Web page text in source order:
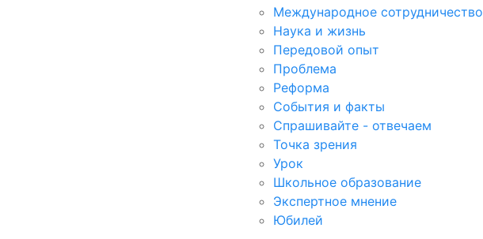
Международное сотрудничество
Наука и жизнь
Передовой опыт
Проблема
Реформа
События и факты
Спрашивайте - отвечаем
Точка зрения
Урок
Школьное образование
Экспертное мнение
Юбилей